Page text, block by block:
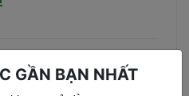
Cloves 380gr
GẦN BẠN NHẤT